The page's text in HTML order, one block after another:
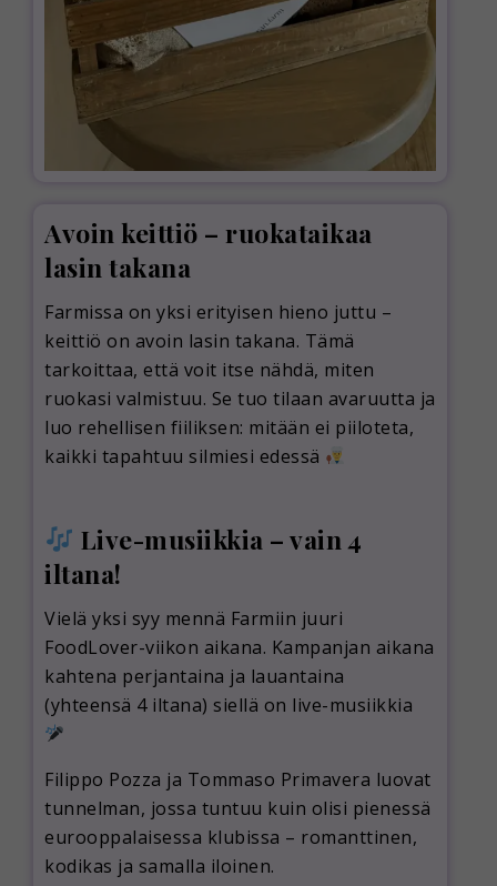
Avoin keittiö – ruokataikaa
lasin takana
Farmissa on yksi erityisen hieno juttu –
keittiö on avoin lasin takana. Tämä
tarkoittaa, että voit itse nähdä, miten
ruokasi valmistuu. Se tuo tilaan avaruutta ja
luo rehellisen fiiliksen: mitään ei piiloteta,
kaikki tapahtuu silmiesi edessä
Live-musiikkia – vain 4
iltana!
Vielä yksi syy mennä Farmiin juuri
FoodLover-viikon aikana. Kampanjan aikana
kahtena perjantaina ja lauantaina
(yhteensä 4 iltana) siellä on live-musiikkia
Filippo Pozza ja Tommaso Primavera luovat
tunnelman, jossa tuntuu kuin olisi pienessä
eurooppalaisessa klubissa – romanttinen,
kodikas ja samalla iloinen.